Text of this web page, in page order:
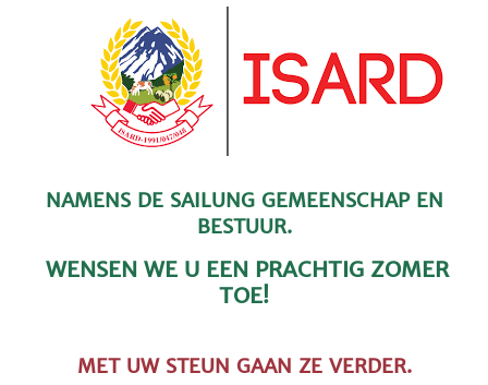
NAMENS DE SAILUNG GEMEENSCHAP EN
BESTUUR.
WENSEN WE U EEN PRACHTIG ZOMER
TOE!
MET UW STEUN GAAN ZE VERDER.